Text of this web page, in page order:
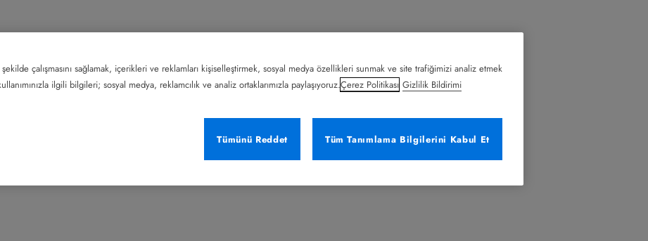
çalışmasını sağlamak, içerikleri ve reklamları kişiselleştirmek, sosyal medya özellikleri sunmak ve site trafiğimizi analiz etmek
ilgili bilgileri; sosyal medya, reklamcılık ve analiz ortaklarımızla paylaşıyoruz.Çerez Politikası Gizlilik Bildirimi
Tümünü Reddet
Tüm Tanımlama Bilgilerini Kabul Et